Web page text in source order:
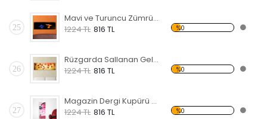
25
Mavi ve Turuncu Zümrüdü Anka Forex Tablo
1224 TL 816 TL %0
26
Rüzgarda Sallanan Gelincikler Forex Tablo
1224 TL 816 TL %0
27
Magazin Dergi Kupürü Forex Tablo
1224 TL 816 TL %0